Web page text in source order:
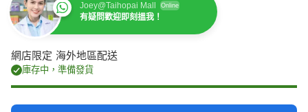
Joey@Taihopai Mall Online
有疑問歡迎即刻搵我！
網店限定 海外地區配送
庫存中，準備發貨